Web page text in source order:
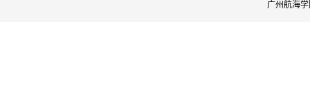
广州航海